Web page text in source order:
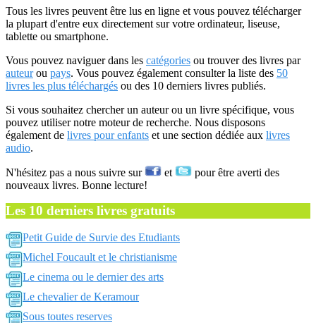
Tous les livres peuvent être lus en ligne et vous pouvez télécharger
la plupart d'entre eux directement sur votre ordinateur, liseuse,
tablette ou smartphone.
Vous pouvez naviguer dans les catégories ou trouver des livres par
auteurou pays. Vous pouvez également consulter la liste des 50
livres les plus téléchargés ou des 10 derniers livres publiés.
Si vous souhaitez chercher un auteur ou un livre spécifique, vous
pouvez utiliser notre moteur de recherche. Nous disposons
également de livres pour enfants et une section dédiée aux livres
audio.
N'hésitez pas a nous suivre sur et
pour être averti des
nouveaux livres. Bonne lecture!
Les 10 derniers livres gratuits
Petit Guide de Survie des Etudiants
Michel Foucault et le christianisme
Le cinema ou le dernier des arts
Le chevalier de Keramour
Sous toutes reserves